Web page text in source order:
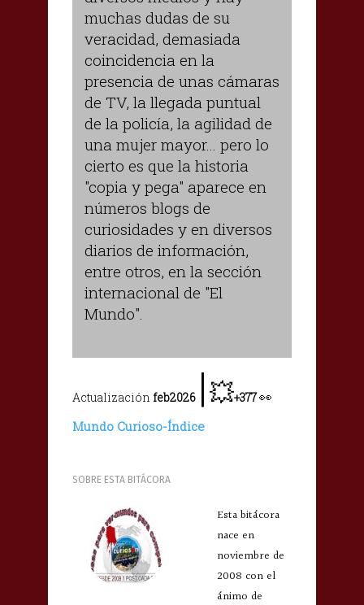
muchas dudas de su
veracidad, demasiada
coincidencia en la
presencia de unas cámaras
de TV, la llegada puntual
de la policía, la agilidad de
una mujer mayor... pero lo
cierto es que la historia
"copia y pega" aparece en
números blogs de
curiosidades y en diversos
diarios de información,
entre otros, en la sección
internacional de "El
Mundo".
Actualización feb2026 |💥+377👀
Mundo Curioso-Índice
SOBRE ESTA BITÁCORA
Esta bitácora
nace en
noviembre de
2008 con el
ánimo de